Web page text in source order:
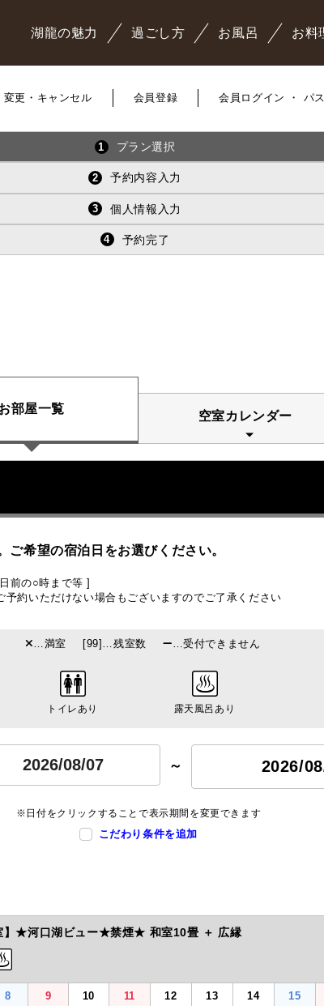
湖龍の魅力 過ごし方 お風呂 お料
変更・キャンセル 会員登録 会員ログイン ・ パ
1 プラン選択
2 予約内容入力
3 個人情報入力
4 予約完了
部屋一覧
空室カレンダー
希望の宿泊日をお選びください。
前の○時まで等 ]
約いただけない場合もございますのでご了承ください
…満室 [99]…残室数 …受付できません
トイレあり 露天風呂あり
～ 2026/
※日付をクリックすることで表示期間を変更できます
こだわり条件を追加
】★河口湖ビュー★禁煙★ 和室10畳 ＋ 広縁
8
9
10
11
12
13
14
15